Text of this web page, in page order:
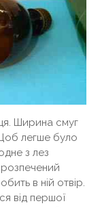
Ширина смуг
легше було
з лез
в ній отвір.
від першої